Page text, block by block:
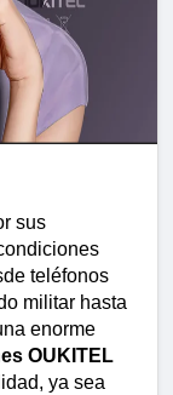
sus
teléfonos
militar hasta
enorme
OUKITEL
ya sea